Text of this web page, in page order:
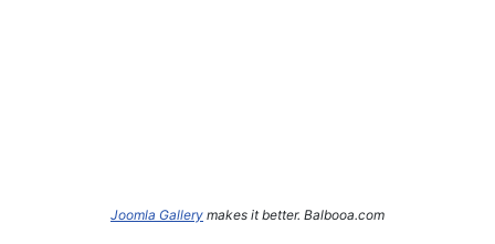
Joomla Gallery makes it better. Balbooa.com